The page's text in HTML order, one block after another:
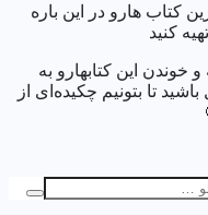
کتاب هارو در این باره
کنید
خوندن این کتابهارو به
تا بتونیم چکیده‌ای از